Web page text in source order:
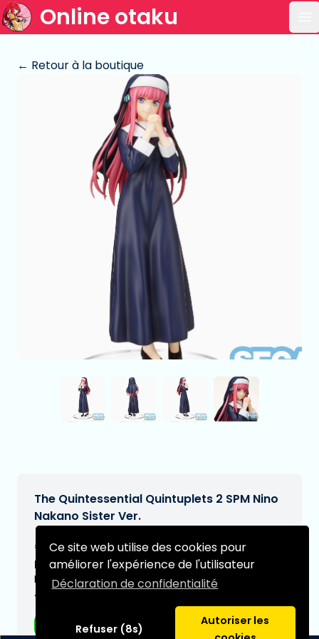
Ce site web utilise des cookies pour
améliorer l'expérience de l'utilisateur
Déclaration de confidentialité
Refuser (8s)
Autoriser les
Online otaku
← Retour à la boutique
The Quintessential Quintuplets 2 SPM Nino
Nakano Sister Ver.
€29,97 [Sous réserve de modifications]
Date de livraison prévue:
N/A
Type:
Figurines d'anime